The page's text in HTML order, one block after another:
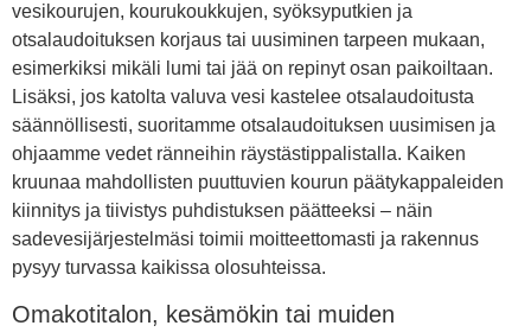
vesikourujen, kourukoukkujen, syöksyputkien ja
otsalaudoituksen korjaus tai uusiminen tarpeen mukaan,
esimerkiksi mikäli lumi tai jää on repinyt osan paikoiltaan.
Lisäksi, jos katolta valuva vesi kastelee otsalaudoitusta
säännöllisesti, suoritamme otsalaudoituksen uusimisen ja
ohjaamme vedet ränneihin räystästippalistalla. Kaiken
kruunaa mahdollisten puuttuvien kourun päätykappaleiden
kiinnitys ja tiivistys puhdistuksen päätteeksi – näin
sadevesijärjestelmäsi toimii moitteettomasti ja rakennus
pysyy turvassa kaikissa olosuhteissa.
Omakotitalon, kesämökin tai muiden